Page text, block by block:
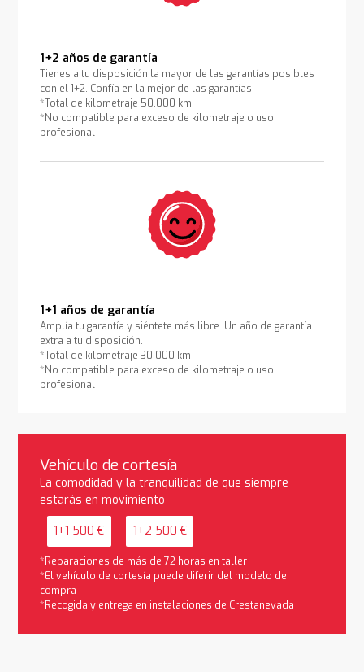
1+2 años de garantía
Tienes a tu disposición la mayor de las garantías posibles
con el 1+2. Confía en la mejor de las garantías.
*Total de kilometraje 50.000 km
*No compatible para exceso de kilometraje o uso
profesional
1+1 años de garantía
Amplía tu garantía y siéntete más libre. Un año de garantía
extra a tu disposición.
*Total de kilometraje 30.000 km
*No compatible para exceso de kilometraje o uso
profesional
Vehículo de cortesía
La comodidad y la tranquilidad de que siempre
estarás en movimiento
1+1 500 € 1+2 500 €
*Reparaciones de más de 72 horas en taller
*El vehículo de cortesía puede diferir del modelo de
compra
*Recogida y entrega en instalaciones de Crestanevada